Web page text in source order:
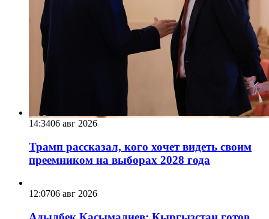
14:3406 авг 2026
Трамп рассказал, кого хочет видеть своим
преемником на выборах 2028 года
12:0706 авг 2026